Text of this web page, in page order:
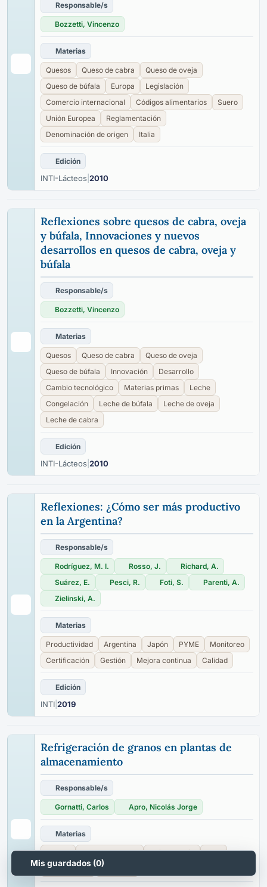
Responsable/s
Bozzetti, Vincenzo
Materias
Quesos Queso de cabra
Queso de oveja
Queso de búfala
Europa
Legislación
Comercio internacional
Códigos alimentarios
Suero
Unión Europea
Reglamentación
Denominación de origen
Italia
Edición
INTI-Lácteos 2010
Reflexiones sobre quesos de cabra, oveja
y búfala, Innovaciones y nuevos
desarrollos en quesos de cabra, oveja y
búfala
Responsable/s
Bozzetti, Vincenzo
Materias
Quesos Queso de cabra
Queso de oveja
Queso de búfala
Innovación
Desarrollo
Cambio tecnológico
Materias primas
Leche
Congelación
Leche de búfala
Leche de oveja
Leche de cabra
Edición
INTI-Lácteos 2010
Reflexiones: ¿Cómo ser más productivo
en la Argentina?
Responsable/s
Rodríguez, M. I. Rosso, J.
Richard, A.
Suárez, E.
Pesci, R. Foti, S.
Parenti, A.
Zielinski, A.
Materias
Productividad Argentina Japón PYME
Monitoreo
Certificación
Gestión Mejora continua Calidad
Edición
INTI 2019
Refrigeración de granos en plantas de
almacenamiento
Responsable/s
Gornatti, Carlos Apro, Nicolás Jorge
Materias
Granos Almacenamiento Refrigeración
Silos
Temperatura
Humedad
Mis guardados (0)